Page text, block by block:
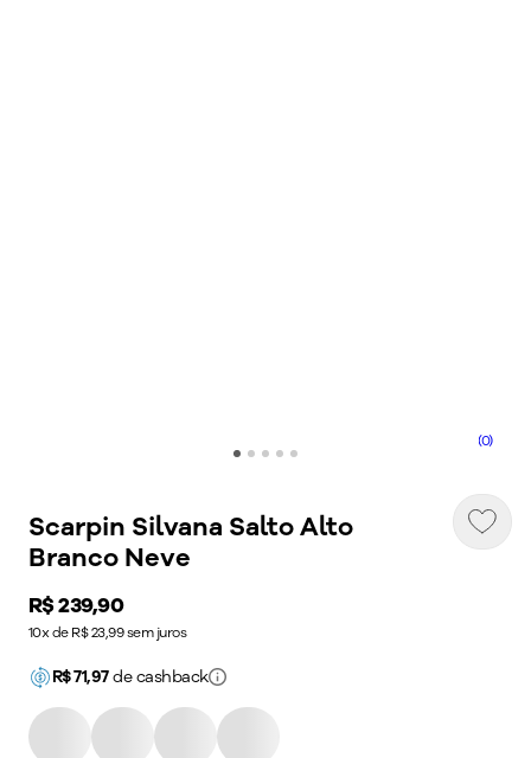
(0)
Scarpin Silvana Salto Alto
Branco Neve
Price:
R$ 239,90
10x de R$ 23,99 sem juros
R$71,97de cashback